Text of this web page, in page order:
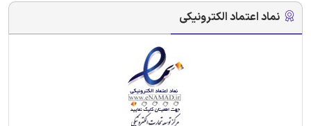
نماد اعتماد الکترونیکی